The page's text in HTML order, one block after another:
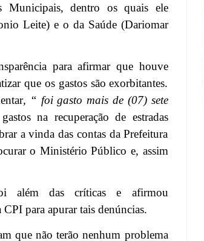
Municipais, dentro os quais ele
Leite) e o da Saúde (Dariomar
para afirmar que houve
que os gastos são exorbitantes.
, “ foi gasto mais de (07) sete
na recuperação de estradas
a vinda das contas da Prefeitura
o Ministério Público e, assim
além das críticas e afirmou
para apurar tais denúncias.
que não terão nenhum problema